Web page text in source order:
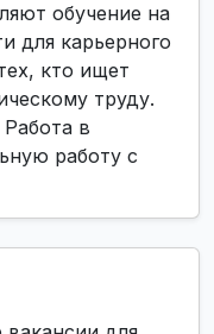
обучение на
для карьерного
кто ищет
труду.
в
работу с